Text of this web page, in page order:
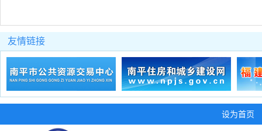
友情链接
设为首页